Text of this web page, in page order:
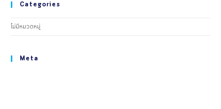
Categories
ไม่มีหมวดหมู่
Meta